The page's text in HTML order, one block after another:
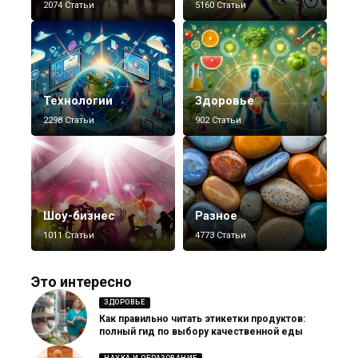
2074 Статьи 5160 Статьи
Технологии
2298 Статьи
Здоровье
902 Статьи
Шоу-бизнес
1011 Статьи
Разное
4773 Статьи
Это интересно
ЗДОРОВЬЕ
Как правильно читать этикетки продуктов:
полный гид по выбору качественной еды